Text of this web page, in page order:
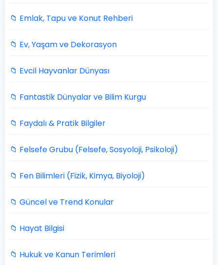
📁 Emlak, Tapu ve Konut Rehberi
📁 Ev, Yaşam ve Dekorasyon
📁 Evcil Hayvanlar Dünyası
📁 Fantastik Dünyalar ve Bilim Kurgu
📁 Faydalı & Pratik Bilgiler
📁 Felsefe Grubu (Felsefe, Sosyoloji, Psikoloji)
📁 Fen Bilimleri (Fizik, Kimya, Biyoloji)
📁 Güncel ve Trend Konular
📁 Hayat Bilgisi
📁 Hukuk ve Kanun Terimleri